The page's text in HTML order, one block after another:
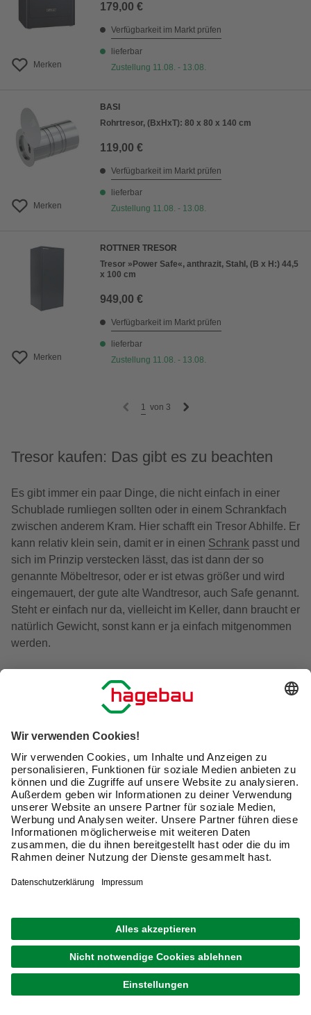
Merken
179,00 €
Verfügbarkeit im Markt prüfen
lieferbar
Zustellung 11.08. - 13.08.
Merken
BASI
Rohrtresor, (BxHxT): 80 x 80 x 140 cm
119,00 €
Verfügbarkeit im Markt prüfen
lieferbar
Zustellung 11.08. - 13.08.
Merken
ROTTNER TRESOR
Tresor »Power Safe«, anthrazit, Stahl, (B x H:) 44,5
x 100 cm
949,00 €
Verfügbarkeit im Markt prüfen
lieferbar
Zustellung 11.08. - 13.08.
1 von 3
Tresor kaufen: Das gibt es zu beachten
Es gibt immer ein paar Dinge, die nicht einfach in einer
Schublade rumliegen sollten oder in einem Schrankfach
zwischen anderem Kram. Hier schafft ein Tresor Abhilfe. Er
kann relativ klein sein, damit er in einen Schrank passt und
sich im Prinzip verstecken lässt, das ist dann der so
genannte Möbeltresor, oder er ist etwas größer und wird
eingemauert, der gute alte Wandtresor, auch Safe genannt.
Steht er einfach nur da, vielleicht im Keller, dann braucht er
natürlich Gewicht, sonst kann er ja einfach mitgenommen
werden.
Hier musst Du natürlich überlegen, was alles in Deinen
Tresor hinein soll, willst Du einen bestimmten Wert
erfüllen, die Tests dafür sind genormt.
Oder vielleicht brauchst Du ja nur einen Schlüsseltresor,
damit auch wichtige Schlüssel an einem bestimmten Ort
sind und eben nicht für jeden zugänglich.
Und wenn Du die folgenden Zeilen liest, erfährst Du noch
mehr darüber, wofür so ein Tresor gut ist, wie er funktioniert
Was ist ein Tresor?
Ein Tresor ist ein sicherer Aufbewahrungsort für besonders
wertvolle, wichtige und einzigartige Gegenstände und